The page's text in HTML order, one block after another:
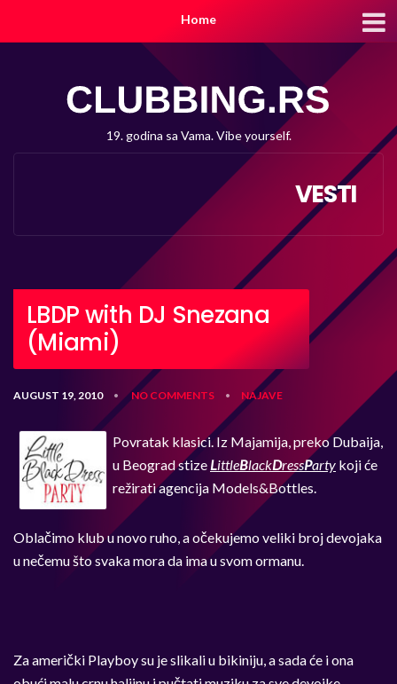
Home
19. godina sa Vama. Vibe yourself.
VESTI
LBDP with DJ Snezana
(Miami)
AUGUST 19, 2010 • NO COMMENTS • NAJAVE
Povratak klasici. Iz Majamija, preko Dubaija,
u Beograd stize LittleBlackDressParty koji će
režirati agencija Models&Bottles.
Oblačimo klub u novo ruho, a očekujemo veliki broj devojaka
u nečemu što svaka mora da ima u svom ormanu.
Za američki Playboy su je slikali u bikiniju, a sada će i ona